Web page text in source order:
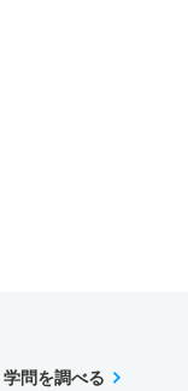
学問を調べる